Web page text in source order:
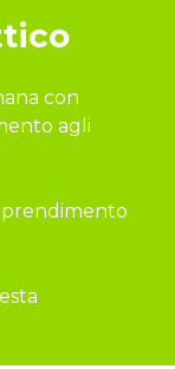
con
agli